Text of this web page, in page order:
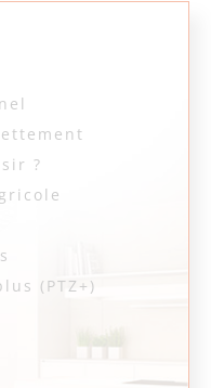
?
(PTZ+)